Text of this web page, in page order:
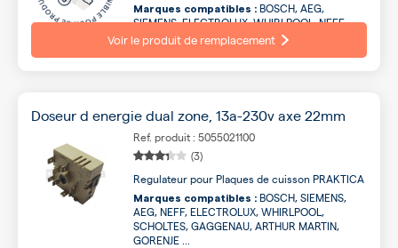
Marques compatibles : BOSCH, AEG,
SIEMENS, ELECTROLUX, WHIRLPOOL, NEFF,
SCHOLTES, ARTHUR MARTIN, GAGGENAU,
GORENJE ...
Voir le produit de remplacement
Doseur d energie dual zone, 13a-230v axe 22mm
Ref. produit : 5055021100
(3)
Regulateur pour Plaques de cuisson PRAKTICA
Marques compatibles : BOSCH, SIEMENS,
AEG, NEFF, ELECTROLUX, WHIRLPOOL,
SCHOLTES, GAGGENAU, ARTHUR MARTIN,
GORENJE ...